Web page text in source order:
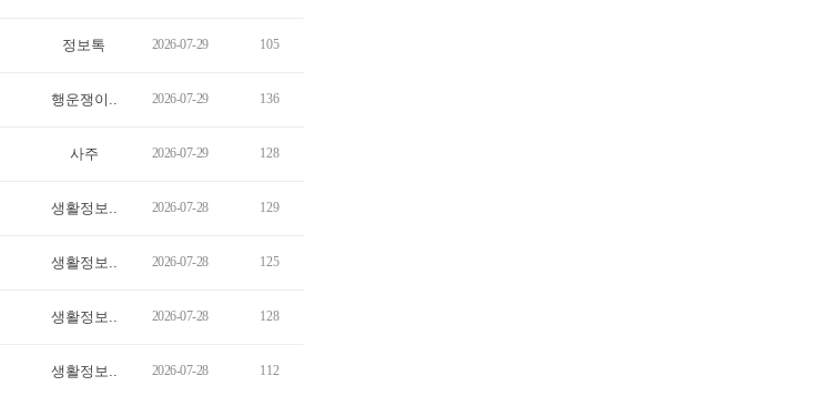
정보톡 2026-07-29 105
행운쟁이.. 2026-07-29 136
사주 2026-07-29 128
생활정보.. 2026-07-28 129
생활정보.. 2026-07-28 125
생활정보.. 2026-07-28 128
생활정보.. 2026-07-28 112